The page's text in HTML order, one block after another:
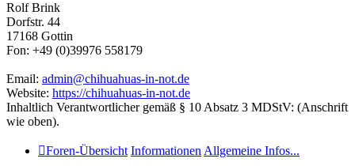
Rolf Brink
Dorfstr. 44
17168 Gottin
Fon: +49 (0)39976 558179
Email: admin@chihuahuas-in-not.de
Website: https://chihuahuas-in-not.de
Inhaltlich Verantwortlicher gemäß § 10 Absatz 3 MDStV: (Anschrift
wie oben).
Foren-Übersicht Informationen Allgemeine Infos...